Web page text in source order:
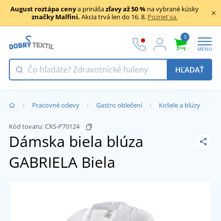
August roztápa cenya prinášazľavy až 50 %na vybrané kúsky
značky Malfini. Akcia trvá len do 16. 8. Pozrieť sa.
0
MENU
HĽADAŤ
Pracovné odevy Gastro oblečení Košele a blúzy
Kód tovaru:CXS-P70124
Dámska biela blúza
GABRIELA Biela